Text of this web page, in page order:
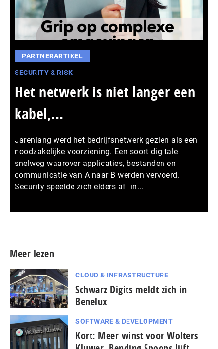
PARTNERARTIKEL
SECURITY & RISK
Het netwerk is niet langer een
kabel,...
Jarenlang werd het bedrijfsnetwerk gezien als een
noodzakelijke voorziening. Een soort digitale
snelweg waarover applicaties, bestanden en
communicatie van A naar B werden vervoerd.
Security speelde zich elders af: in...
Meer lezen
CLOUD & INFRASTRUCTURE
Schwarz Digits meldt zich in
Benelux
SOFTWARE & DEVELOPMENT
Kort: Meer winst voor Wolters